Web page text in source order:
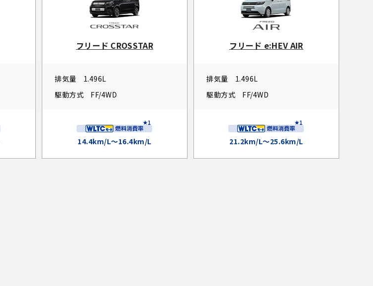
フリード CROSSTAR
排気量
1.496L
駆動方式
FF/4WD
14.4km/L～16.4km/L
フリード e:HEV AIR
排気量
1.496L
駆動方式
FF/4WD
21.2km/L～25.6km/L